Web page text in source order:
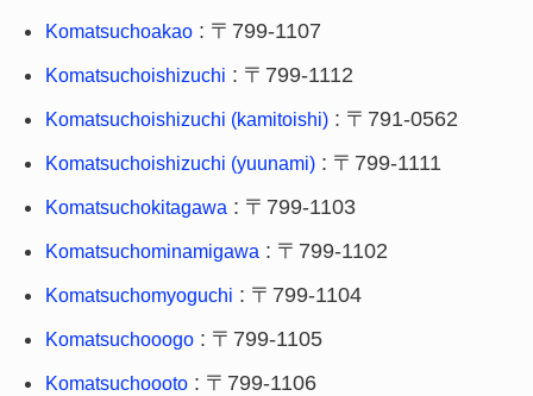
Komatsuchoakao : 〒799-1107
Komatsuchoishizuchi : 〒799-1112
Komatsuchoishizuchi (kamitoishi) : 〒791-0562
Komatsuchoishizuchi (yuunami) : 〒799-1111
Komatsuchokitagawa : 〒799-1103
Komatsuchominamigawa : 〒799-1102
Komatsuchomyoguchi : 〒799-1104
Komatsuchooogo : 〒799-1105
Komatsuchoooto : 〒799-1106